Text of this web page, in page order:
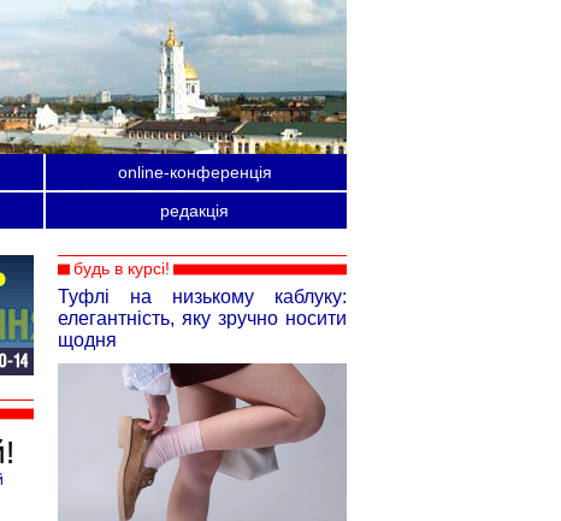
online-конференція
редакція
будь в курсі!
Туфлі на низькому каблуку:
елегантність, яку зручно носити
щодня